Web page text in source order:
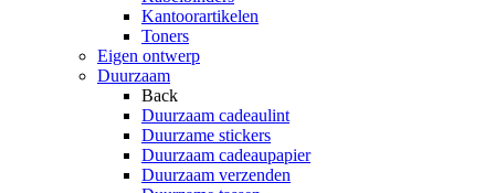
Kantoorartikelen
Toners
Eigen ontwerp
Duurzaam
Back
Duurzaam cadeaulint
Duurzame stickers
Duurzaam cadeaupapier
Duurzaam verzenden